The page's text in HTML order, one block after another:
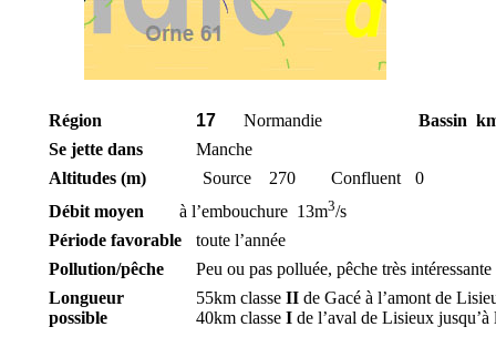
Région 17 Normandie Bassin
Se jette dans
Manche
Altitudes (m)
Source 270 Confluent
0
Débit moyenà l’embouchure 13m3/s
Période favorable
toute l’année
Pollution/pêche
Peu ou pas polluée, pêche très intéressante
Longueur
possible
55km classeII de Gacé à l’amont de
40km classeI de l’aval de Lisieux jusqu’à